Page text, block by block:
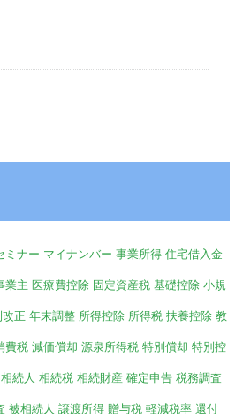
ミナー マイナンバー 事業所得 住宅借入金
業主 医療費控除 固定資産税 基礎控除 小規
正 年末調整 所得控除 所得税 扶養控除 教
費税 減価償却 源泉所得税 特別償却 特別控
相続人 相続税 相続財産 確定申告 税務調査
被相続人 譲渡所得 贈与税 軽減税率 還付